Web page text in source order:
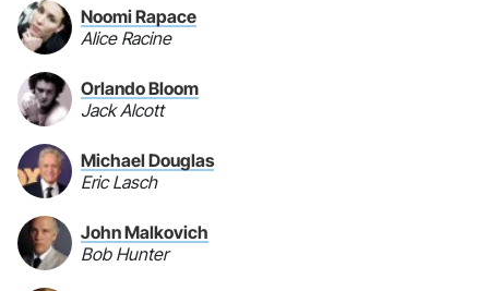
Noomi Rapace
Alice Racine
Orlando Bloom
Jack Alcott
Michael Douglas
Eric Lasch
John Malkovich
Bob Hunter